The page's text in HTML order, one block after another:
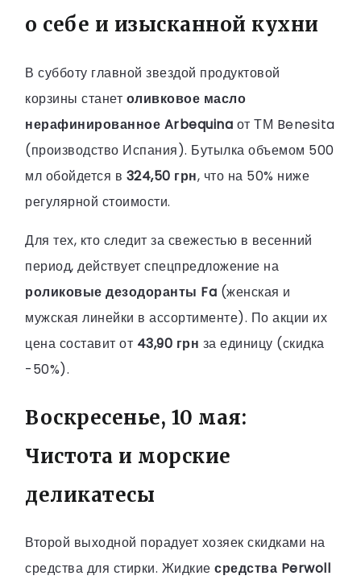
о себе и изысканной кухни
В субботу главной звездой продуктовой
корзины станет оливковое масло
нерафинированное Arbequina от ТМ Benesita
(производство Испания). Бутылка объемом 500
мл обойдется в 324,50 грн, что на 50% ниже
регулярной стоимости.
Для тех, кто следит за свежестью в весенний
период, действует спецпредложение на
роликовые дезодоранты Fa (женская и
мужская линейки в ассортименте). По акции их
цена составит от 43,90 грн за единицу (скидка
-50%).
Воскресенье, 10 мая:
Чистота и морские
деликатесы
Второй выходной порадует хозяек скидками на
средства для стирки. Жидкие средства Perwoll